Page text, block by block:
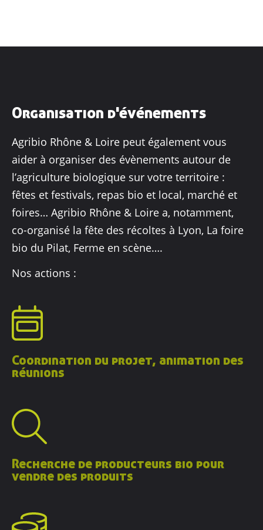
Organisation d'événements
Agribio Rhône & Loire peut également vous
aider à organiser des évènements autour de
l’agriculture biologique sur votre territoire :
fêtes et festivals, repas bio et local, marché et
foires… Agribio Rhône & Loire a, notamment,
co-organisé la fête des récoltes à Lyon, La foire
bio du Pilat, Ferme en scène….
Nos actions :
Coordination du projet, animation des
réunions
Recherche de producteurs bio pour
vendre des produits